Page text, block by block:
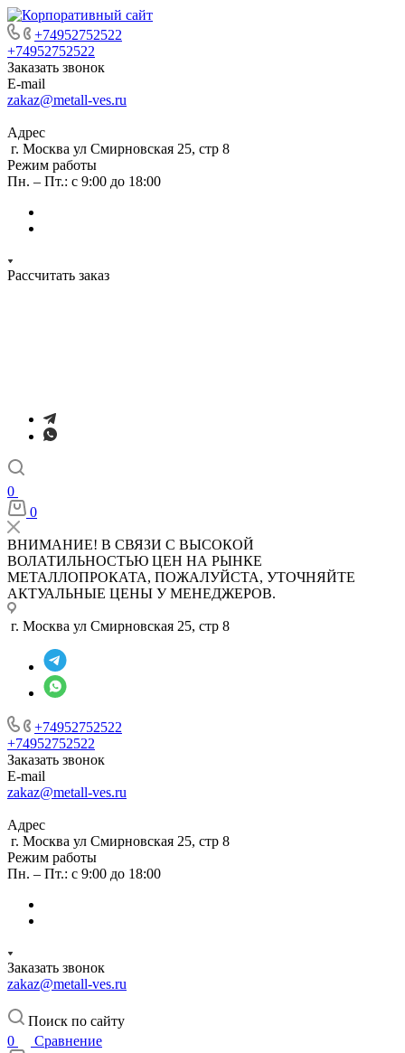
+74952752522
+74952752522
Заказать звонок
E-mail
zakaz@metall-ves.ru
Адрес
г. Москва ул Смирновская 25, стр 8
Режим работы
Пн. – Пт.: с 9:00 до 18:00
Рассчитать заказ
0
0
ВНИМАНИЕ! В СВЯЗИ С ВЫСОКОЙ
ВОЛАТИЛЬНОСТЬЮ ЦЕН НА РЫНКЕ
МЕТАЛЛОПРОКАТА, ПОЖАЛУЙСТА, УТОЧНЯЙТЕ
АКТУАЛЬНЫЕ ЦЕНЫ У МЕНЕДЖЕРОВ.
г. Москва ул Смирновская 25, стр 8
+74952752522
+74952752522
Заказать звонок
E-mail
zakaz@metall-ves.ru
Адрес
г. Москва ул Смирновская 25, стр 8
Режим работы
Пн. – Пт.: с 9:00 до 18:00
Заказать звонок
zakaz@metall-ves.ru
Поиск по сайту
0
Сравнение